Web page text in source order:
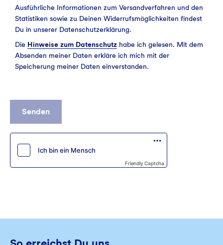
Ausführliche Informationen zum Versandverfahren und den
Statistiken sowie zu Deinen Widerrufsmöglichkeiten findest
Du in unserer Datenschutzerklärung.
Die Hinweise zum Datenschutz habe ich gelesen. Mit dem
Absenden meiner Daten erkläre ich mich mit der
Speicherung meiner Daten einverstanden.
Senden
Friendly Captcha